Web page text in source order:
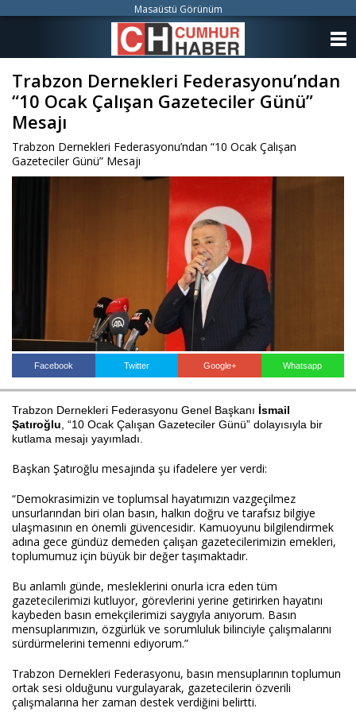
Trabzon Dernekleri Federasyonu’ndan
“10 Ocak Çalışan Gazeteciler Günü”
Mesajı
Trabzon Dernekleri Federasyonu’ndan “10 Ocak Çalışan
Gazeteciler Günü” Mesajı
Facebook Twitter Google+ Whatsapp
Trabzon Dernekleri Federasyonu Genel Başkanı İsmail
Şatıroğlu , “10 Ocak Çalışan Gazeteciler Günü” dolayısıyla bir
kutlama mesajı yayımladı.
Başkan Şatıroğlu mesajında şu ifadelere yer verdi:
“Demokrasimizin ve toplumsal hayatımızın vazgeçilmez
unsurlarından biri olan basın, halkın doğru ve tarafsız bilgiye
ulaşmasının en önemli güvencesidir. Kamuoyunu bilgilendirmek
adına gece gündüz demeden çalışan gazetecilerimizin emekleri,
toplumumuz için büyük bir değer taşımaktadır.
Bu anlamlı günde, mesleklerini onurla icra eden tüm
gazetecilerimizi kutluyor, görevlerini yerine getirirken hayatını
kaybeden basın emekçilerimizi saygıyla anıyorum. Basın
mensuplarımızın, özgürlük ve sorumluluk bilinciyle çalışmalarını
sürdürmelerini temenni ediyorum.”
Trabzon Dernekleri Federasyonu, basın mensuplarının toplumun
ortak sesi olduğunu vurgulayarak, gazetecilerin özverili
çalışmalarına her zaman destek verdiğini belirtti.
Masaüstü Görünüm
KATEGORİLER
ANKETLER
VİDEO GALERİ
KÜNYE
Haberin Doğru Adresi.